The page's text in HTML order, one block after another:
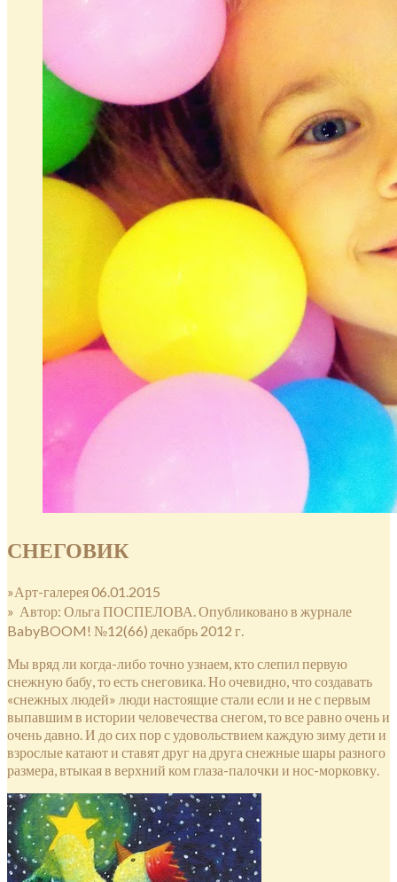
СНЕГОВИК
»Арт-галерея 06.01.2015
» Автор: Ольга ПОСПЕЛОВА. Опубликовано в журнале
BabyBOOM! №12(66) декабрь 2012 г.
Мы вряд ли когда-либо точно узнаем, кто слепил первую
снежную бабу, то есть снеговика. Но очевидно, что создавать
«снежных людей» люди настоящие стали если и не с первым
выпавшим в истории человечества снегом, то все равно очень и
очень давно. И до сих пор с удовольствием каждую зиму дети и
взрослые катают и ставят друг на друга снежные шары разного
размера, втыкая в верхний ком глаза-палочки и нос-морковку.